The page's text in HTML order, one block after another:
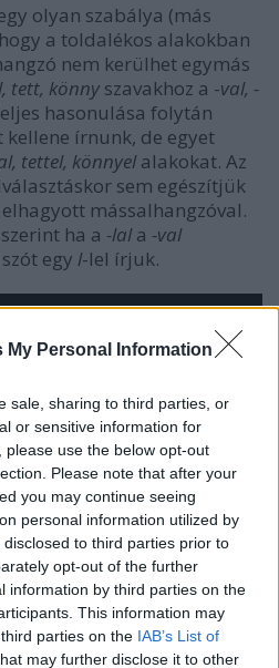
My Personal Information
sale, sharing to third parties, or
or sensitive information for
use the below opt-out
Please note that after your
you may continue seeing
personal information utilized by
to third parties prior to
opt-out of the further
information by third parties on the
This information may
parties on the IAB’s List of
may further disclose it to other
olyan szabálya (más
a toldalékos alakokban
nem kerülhet egymás
tett, könny szavakhoz a -val, -
hasonulása folytán
kellene írnunk, de egyet
tettel, könnyelalakokat. Az
sem egészítjük
mássalhangzóval.
ha a -lala -val
egy l-lel írjuk.